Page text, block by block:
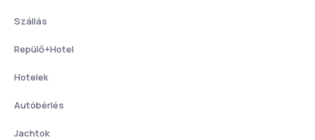
Szállás
Repülő+Hotel
Hotelek
Autóbérlés
Jachtok